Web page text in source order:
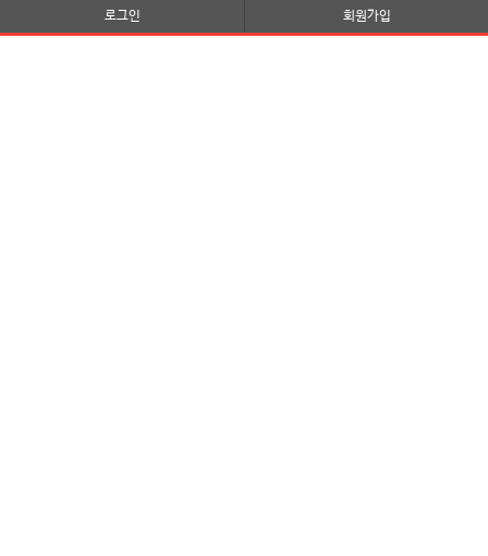
로그인
회원가입